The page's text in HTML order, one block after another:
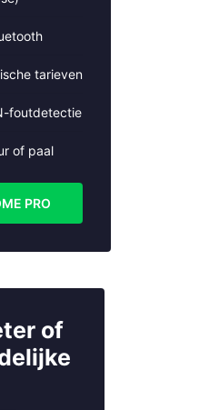
ben je verzekerd van:
van je
optimalisatie
topconditie en kunnen je
worden, zonder
en
tarieven
foutdetectie
of paal
PRO
of